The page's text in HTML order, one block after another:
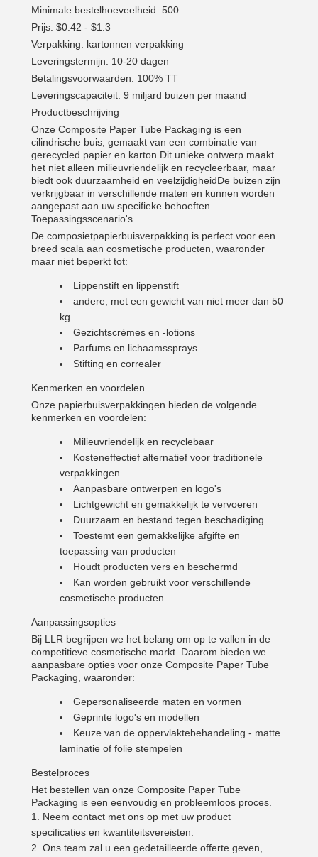
Laat een bericht achter
We bellen je snel terug!
VERZENDEN
Minimale bestelhoeveelheid: 500
Prijs: $0.42 - $1.3
Verpakking: kartonnen verpakking
Leveringstermijn: 10-20 dagen
Betalingsvoorwaarden: 100% TT
Leveringscapaciteit: 9 miljard buizen per maand
Productbeschrijving
Onze Composite Paper Tube Packaging is een
cilindrische buis, gemaakt van een combinatie van
gerecycled papier en karton.Dit unieke ontwerp maakt
het niet alleen milieuvriendelijk en recycleerbaar, maar
biedt ook duurzaamheid en veelzijdigheidDe buizen zijn
verkrijgbaar in verschillende maten en kunnen worden
aangepast aan uw specifieke behoeften.
Toepassingsscenario's
De composietpapierbuisverpakking is perfect voor een
breed scala aan cosmetische producten, waaronder
maar niet beperkt tot:
Lippenstift en lippenstift
andere, met een gewicht van niet meer dan 50
kg
Gezichtscrèmes en -lotions
Parfums en lichaamssprays
Stifting en correaler
Kenmerken en voordelen
Onze papierbuisverpakkingen bieden de volgende
kenmerken en voordelen:
Milieuvriendelijk en recyclebaar
Kosteneffectief alternatief voor traditionele
verpakkingen
Aanpasbare ontwerpen en logo's
Lichtgewicht en gemakkelijk te vervoeren
Duurzaam en bestand tegen beschadiging
Toestemt een gemakkelijke afgifte en
toepassing van producten
Houdt producten vers en beschermd
Kan worden gebruikt voor verschillende
cosmetische producten
Aanpassingsopties
Bij LLR begrijpen we het belang om op te vallen in de
competitieve cosmetische markt. Daarom bieden we
aanpasbare opties voor onze Composite Paper Tube
Packaging, waaronder:
Gepersonaliseerde maten en vormen
Geprinte logo's en modellen
Keuze van de oppervlaktebehandeling - matte
laminatie of folie stempelen
Bestelproces
Het bestellen van onze Composite Paper Tube
Packaging is een eenvoudig en probleemloos proces.
Neem contact met ons op met uw product
specificaties en kwantiteitsvereisten.
Ons team zal u een gedetailleerde offerte geven,